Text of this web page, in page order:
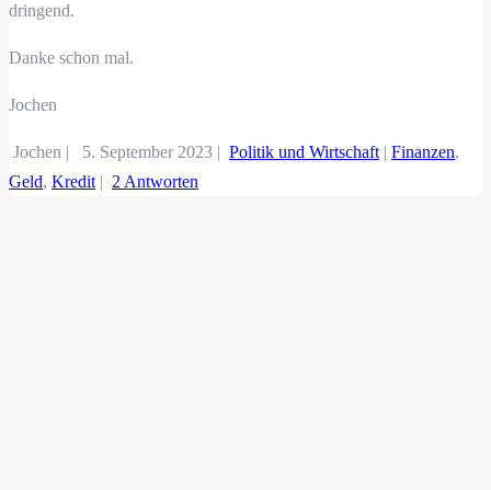
dringend.
Danke schon mal.
Jochen
Jochen | 5. September 2023 | Politik und Wirtschaft| Finanzen,
Geld, Kredit| 2 Antworten